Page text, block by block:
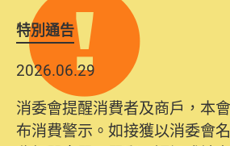
特別通告
2026.06.29
消委會提醒消費者及商戶，本
布消費警示。如接獲以消委會